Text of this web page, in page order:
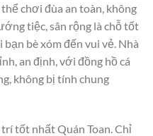
chơi đùa an toàn, không
tiệc, sân rộng là chỗ tốt
bè xóm đến vui vẻ. Nhà
an định, với đồng hồ cá
không bị tính chung
tốt nhất Quán Toan. Chỉ